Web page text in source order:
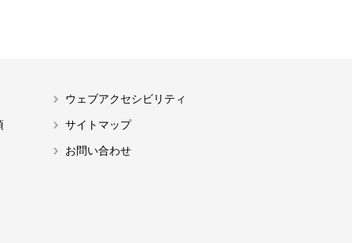
ウェブアクセシビリティ
サイトマップ
お問い合わせ